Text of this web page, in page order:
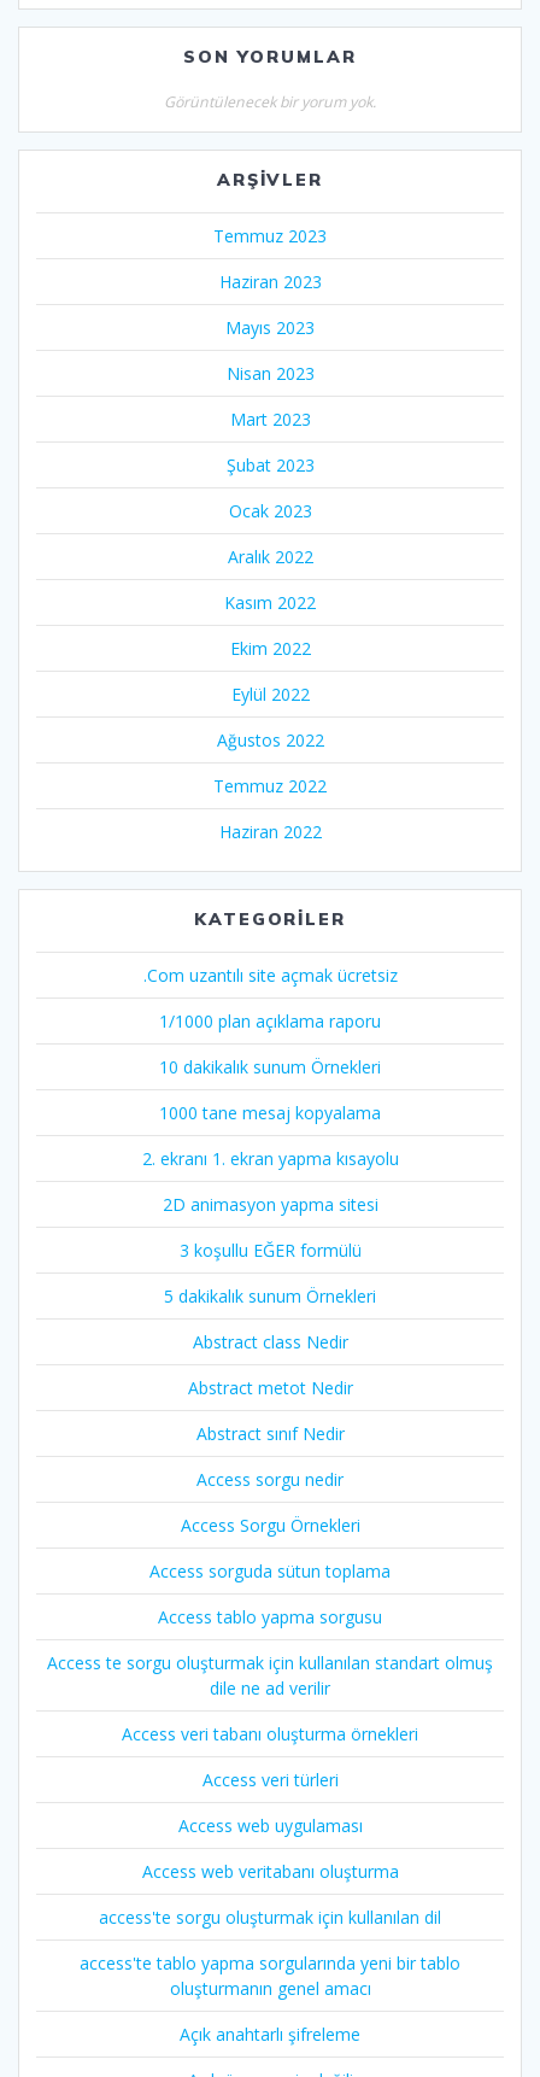
SON YORUMLAR
Görüntülenecek bir yorum yok.
ARŞIVLER
Temmuz 2023
Haziran 2023
Mayıs 2023
Nisan 2023
Mart 2023
Şubat 2023
Ocak 2023
Aralık 2022
Kasım 2022
Ekim 2022
Eylül 2022
Ağustos 2022
Temmuz 2022
Haziran 2022
KATEGORILER
.Com uzantılı site açmak ücretsiz
1/1000 plan açıklama raporu
10 dakikalık sunum Örnekleri
1000 tane mesaj kopyalama
2. ekranı 1. ekran yapma kısayolu
2D animasyon yapma sitesi
3 koşullu EĞER formülü
5 dakikalık sunum Örnekleri
Abstract class Nedir
Abstract metot Nedir
Abstract sınıf Nedir
Access sorgu nedir
Access Sorgu Örnekleri
Access sorguda sütun toplama
Access tablo yapma sorgusu
Access te sorgu oluşturmak için kullanılan standart olmuş
dile ne ad verilir
Access veri tabanı oluşturma örnekleri
Access veri türleri
Access web uygulaması
Access web veritabanı oluşturma
access'te sorgu oluşturmak için kullanılan dil
access'te tablo yapma sorgularında yeni bir tablo
oluşturmanın genel amacı
Açık anahtarlı şifreleme